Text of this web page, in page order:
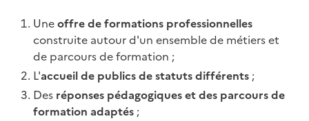
Uneoffre de formations professionnelles
construite autour d'un ensemble de métiers et
de parcours de formation ;
L'accueil de publics de statuts différents ;
Des réponses pédagogiques et des parcours de
formation adaptés ;